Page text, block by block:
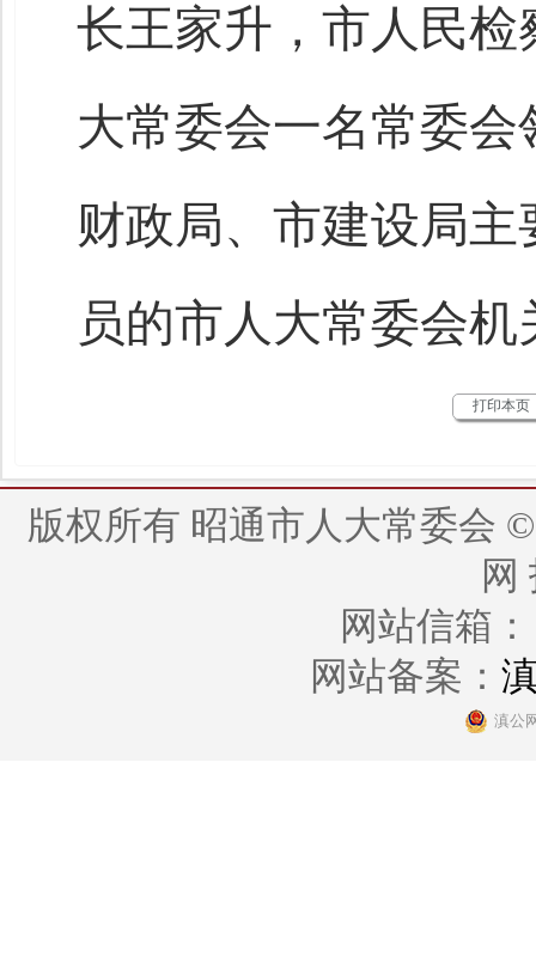
长王家升，市人民
大常委会一名常委
财政局、市建设局
员的市人大常委会
打印本页
版权所有 昭通市人大常委会 ©
网
网站信箱
网站备案：
滇公